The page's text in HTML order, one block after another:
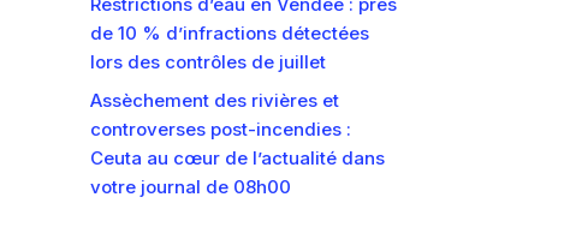
de 10 % d’infractions détectées
lors des contrôles de juillet
Assèchement des rivières et
controverses post-incendies :
Ceuta au cœur de l’actualité dans
votre journal de 08h00